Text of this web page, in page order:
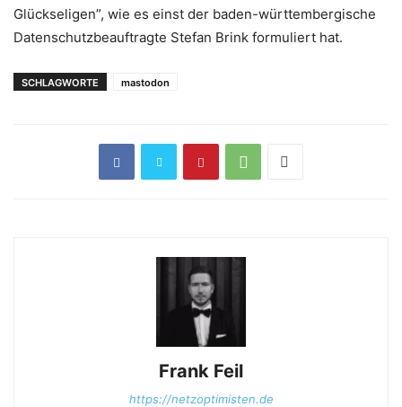
Glückseligen”, wie es einst der baden-württembergische
Datenschutzbeauftragte Stefan Brink formuliert hat.
SCHLAGWORTE mastodon
Frank Feil
https://netzoptimisten.de